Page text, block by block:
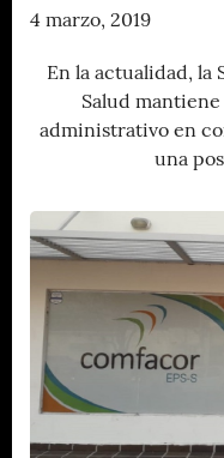
4 marzo, 2019
En la actualidad, la
Salud
administrativo en
una